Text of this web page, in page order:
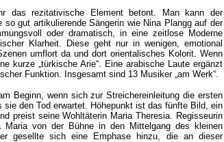
das rezitativische Element betont. Man kann der
gut artikulierende Sängerin wie Nina Plangg auf der
oder dramatisch, in eine zeitlose Moderne
Klarheit. Diese geht nur in wenigen, emotional
umflort da und dort orientalisches Kolorit. Wenn
kurze „türkische Arie“. Eine arabische Laute ergänzt
Funktion. Insgesamt sind 13 Musiker „am Werk“.
Beginn, wenn sich zur Streichereinleitung die ersten
den Tod erwartet. Höhepunkt ist das fünfte Bild, ein
preist seine Wohltäterin Maria Theresia. Regisseurin
Maria von der Bühne in den Mittelgang des kleinen
gesellte sich eine Emphase hinzu, die an dieser